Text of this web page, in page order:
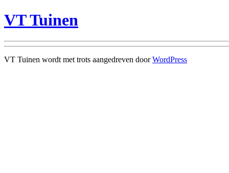
VT Tuinen
VT Tuinen wordt met trots aangedreven doorWordPress